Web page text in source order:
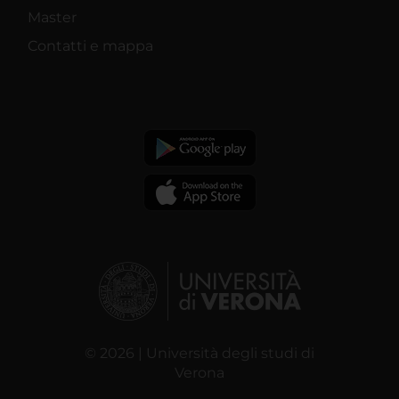
Master
Contatti e mappa
© 2026 | Università degli studi di
Verona